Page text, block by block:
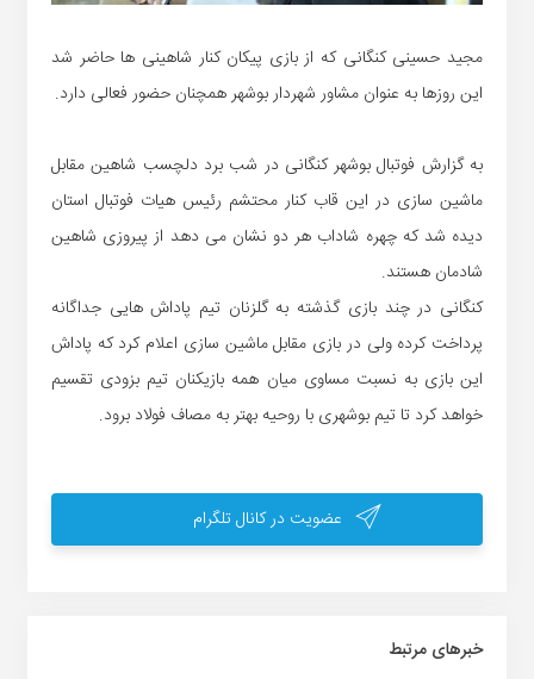
مجید حسینی کنگانی که از بازی پیکان کنار شاهینی ها حاضر شد
این روزها به عنوان مشاور شهردار بوشهر همچنان حضور فعالی دارد.
به گزارش فوتبال بوشهر کنگانی در شب برد دلچسب شاهین مقابل
ماشین سازی در این قاب کنار محتشم رئیس هیات فوتبال استان
دیده شد که چهره شاداب هر دو نشان می دهد از پیروزی شاهین
شادمان هستند.
کنگانی در چند بازی گذشته به گلزنان تیم پاداش هایی جداگانه
پرداخت کرده ولی در بازی مقابل ماشین سازی اعلام کرد که پاداش
این بازی به نسبت مساوی میان همه بازیکنان تیم بزودی تقسیم
خواهد کرد تا تیم بوشهری با روحیه بهتر به مصاف فولاد برود.
عضویت در کانال تلگرام
خبر‌های مرتبط